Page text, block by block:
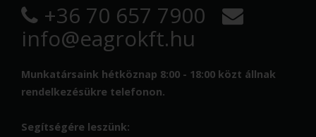
+36 70 657 7900
info@eagrokft.hu
Munkatársaink hétköznap 8:00 - 18:00 közt állnak
rendelkezésükre telefonon.
Segítségére leszünk: